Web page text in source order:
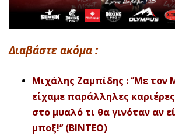
Διαβάστε ακόμα :
Μιχάλης Ζαμπίδης : ‘’Με τον
είχαμε παράλληλες
στο μυαλό τι θα γινόταν αν
μποξ!’’ (ΒΙΝΤΕΟ)